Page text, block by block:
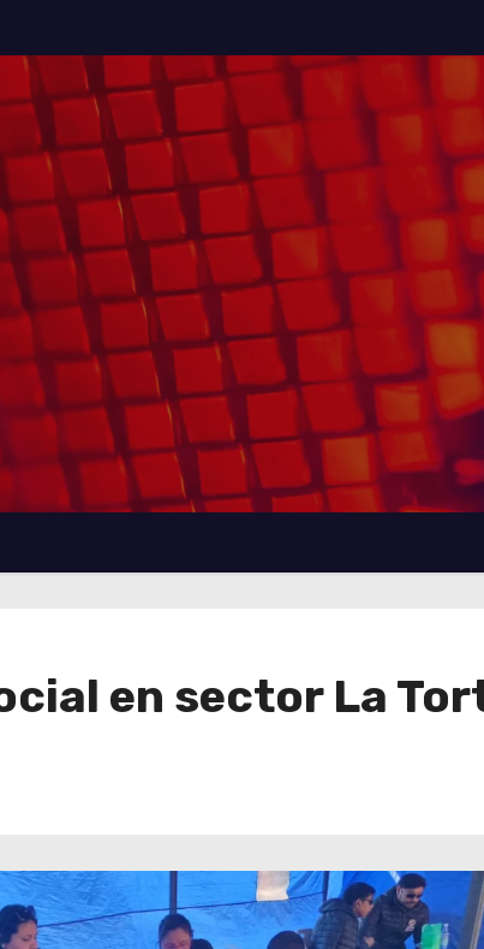
en sector La